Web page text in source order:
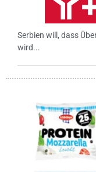
Serbien will, dass
wird...